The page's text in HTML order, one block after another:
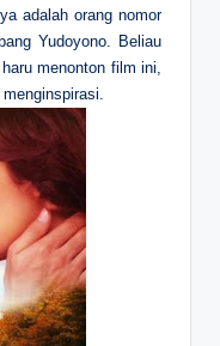
adalah orang nomor
Yudoyono. Beliau
menonton film ini,